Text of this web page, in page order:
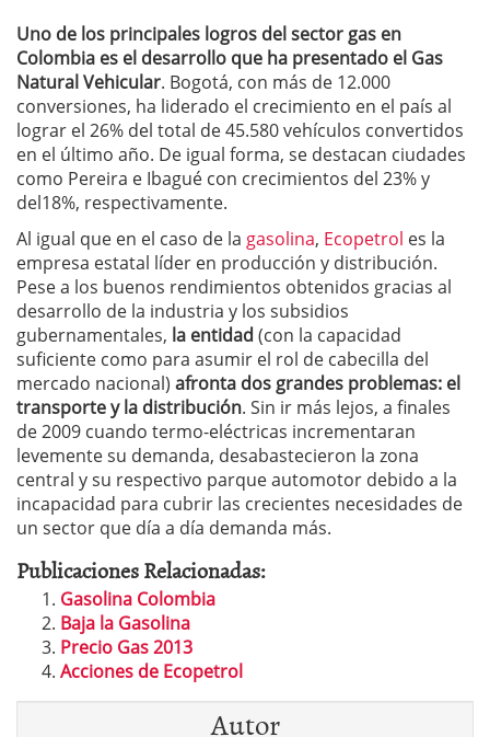
Uno de los principales logros del sector gas en
Colombia es el desarrollo que ha presentado el Gas
Natural Vehicular. Bogotá, con más de 12.000
conversiones, ha liderado el crecimiento en el país al
lograr el 26% del total de 45.580 vehículos convertidos
en el último año. De igual forma, se destacan ciudades
como Pereira e Ibagué con crecimientos del 23% y
del18%, respectivamente.
Al igual que en el caso de la gasolina, Ecopetrol es la
empresa estatal líder en producción y distribución.
Pese a los buenos rendimientos obtenidos gracias al
desarrollo de la industria y los subsidios
gubernamentales, la entidad (con la capacidad
suficiente como para asumir el rol de cabecilla del
mercado nacional) afronta dos grandes problemas: el
transporte y la distribución. Sin ir más lejos, a finales
de 2009 cuando termo-eléctricas incrementaran
levemente su demanda, desabastecieron la zona
central y su respectivo parque automotor debido a la
incapacidad para cubrir las crecientes necesidades de
un sector que día a día demanda más.
Publicaciones Relacionadas:
Gasolina Colombia
Baja la Gasolina
Precio Gas 2013
Acciones de Ecopetrol
Autor